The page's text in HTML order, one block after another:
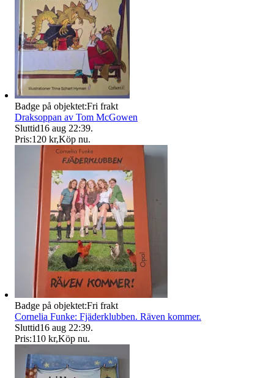
Badge på objektet:Fri frakt
Draksoppan av Tom McGowen
Sluttid16 aug 22:39.
Pris:120 kr,Köp nu.
Badge på objektet:Fri frakt
Cornelia Funke: Fjäderklubben. Räven kommer.
Sluttid16 aug 22:39.
Pris:110 kr,Köp nu.